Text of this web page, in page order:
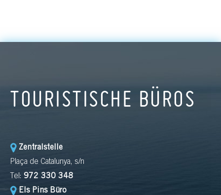
TOURISTISCHE BÜROS
Zentralstelle
Plaça de Catalunya, s/n
Tel: 972 330 348
Els Pins Büro